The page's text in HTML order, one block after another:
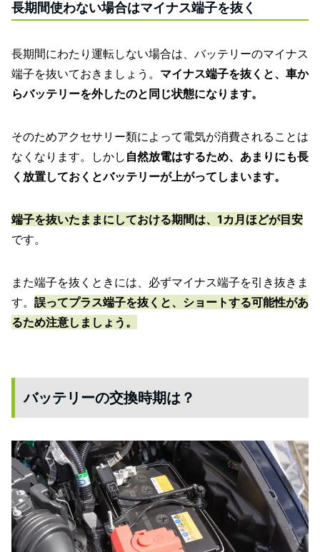
長期間使わない場合はマイナス端子を抜く
長期間にわたり運転しない場合は、バッテリーのマイナス
端子を抜いておきましょう。 マイナス端子を抜くと、車か
らバッテリーを外したのと同じ状態になります。
そのためアクセサリー類によって電気が消費されることは
なくなります。しかし 自然放電はするため、あまりにも長
く放置しておくとバッテリーが上がってしまいます。
端子を抜いたままにしておける期間は、1カ月ほどが目安
です。
また端子を抜くときには、必ずマイナス端子を引き抜きま
す。 誤ってプラス端子を抜くと、ショートする可能性があ
るため注意しましょう。
バッテリーの交換時期は？